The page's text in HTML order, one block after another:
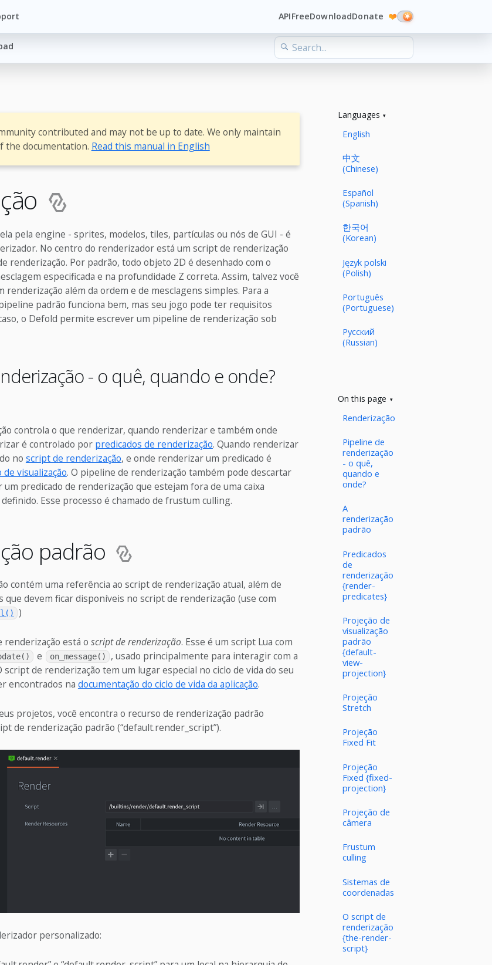
APIFreeDownloadDonate ❤️
contributed and may not be up to date. We only maintain
the documentation. Read this manual in English
pela engine - sprites, modelos, tiles, partículas ou nós de GUI - é
No centro do renderizador está um script de renderização
renderização. Por padrão, todo objeto 2D é desenhado com o
especificada e na profundidade Z correta. Assim, talvez você
renderização além da ordem e de mesclagens simples. Para a
padrão funciona bem, mas seu jogo pode ter requisitos
o Defold permite escrever um pipeline de renderização sob
- o quê, quando e onde?
controla o que renderizar, quando renderizar e também onde
é controlado por predicados de renderização. Quando renderizar
no script de renderização, e onde renderizar um predicado é
de visualização. O pipeline de renderização também pode descartar
predicado de renderização que estejam fora de uma caixa
Esse processo é chamado de frustum culling.
padrão
contém uma referência ao script de renderização atual, além de
que devem ficar disponíveis no script de renderização (use com
)
está o script de renderização. Esse é um script Lua com
e on_message()
, usado principalmente para interagir com a
script de renderização tem um lugar especial no ciclo de vida do seu
encontrados na documentação do ciclo de vida da aplicação.
projetos, você encontra o recurso de renderização padrão
de renderização padrão (“default.render_script”).
personalizado:
Languages
English
中文
(Chinese)
Español
(Spanish)
한국어
(Korean)
Język polski
(Polish)
Português
(Portuguese)
Русский
(Russian)
On this page
Renderização
Pipeline de
renderização
- o quê,
quando e
onde?
A
renderização
padrão
Predicados
de
renderização
{render-
predicates}
Projeção de
visualização
padrão
{default-
view-
projection}
Projeção
Stretch
Projeção
Fixed Fit
Projeção
Fixed {fixed-
projection}
Projeção de
câmera
Frustum
culling
Sistemas de
coordenadas
O script de
renderização
{the-render-
script}